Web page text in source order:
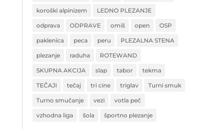
koroški alpinizem LEDNO PLEZANJE
odprava ODPRAVE omiš open OSP
paklenica peca peru PLEZALNA STENA
plezanje raduha ROTEWAND
SKUPNA AKCIJA slap tabor tekma
TEČAJI tečaj tri cine triglav Turni smuk
Turno smučanje vezi votla peč
vzhodna liga šola športno plezanje